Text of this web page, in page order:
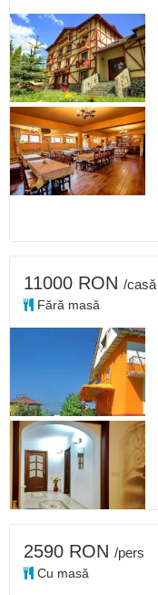
11000 RON /casă
Fără masă
2590 RON /pers
Cu masă